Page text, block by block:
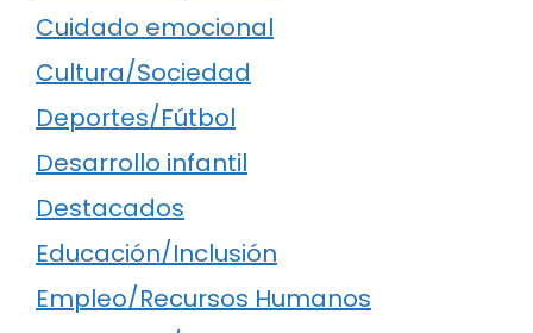
Cuidado emocional
Cultura/Sociedad
Deportes/Fútbol
Desarrollo infantil
Destacados
Educación/Inclusión
Empleo/Recursos Humanos